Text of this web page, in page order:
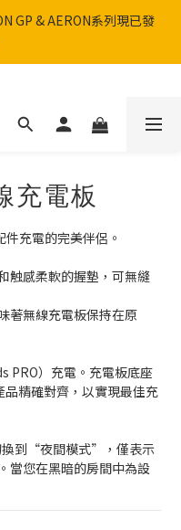
GP & AERON系列現已發
GP & AERON系列現已發
S1GP & K5R 熱銷款式全
GP & AERON系列現已發
充電板
充電的完美伴侶。
触感柔軟的握墊，可無縫
著無線充電板保持在原
PRO）充電。充電板底座
品精確對齊，以實現最佳充
換到“夜間模式”，僅表示
當您在黑暗的房間中為設